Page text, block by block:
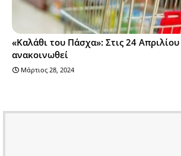
«Καλάθι του Πάσχα»: Στις 24
ανακοινωθεί
Μάρτιος 28, 2024